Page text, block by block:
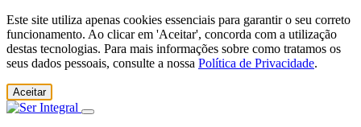
Este site utiliza apenas cookies essenciais para garantir o seu correto
funcionamento. Ao clicar em 'Aceitar', concorda com a utilização
destas tecnologias. Para mais informações sobre como tratamos os
seus dados pessoais, consulte a nossa Política de Privacidade.
Aceitar